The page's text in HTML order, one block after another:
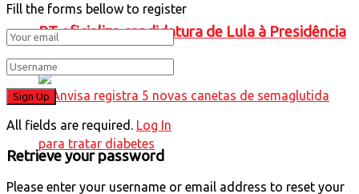
PT oficializa candidatura de Lula à Presidência
Fill the forms bellow to register
All fields are required. Log In
Retrieve your password
Please enter your username or email address to reset your